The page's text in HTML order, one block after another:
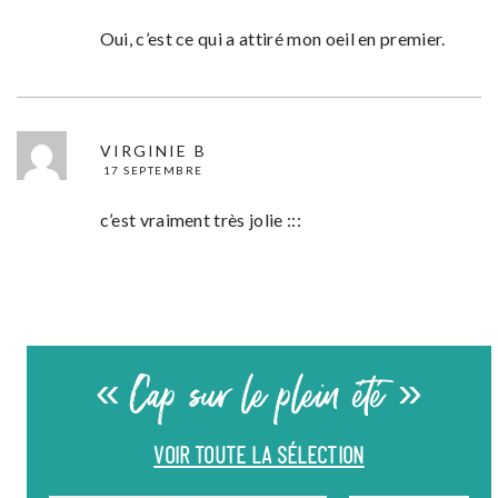
Oui, c’est ce qui a attiré mon oeil en premier.
VIRGINIE B
17 SEPTEMBRE
c’est vraiment très jolie :::
« Cap sur le plein été »
VOIR TOUTE LA SÉLECTION